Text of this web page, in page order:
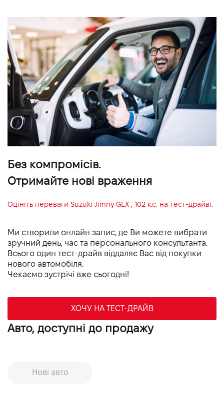
Без компромісів.
Отримайте нові враження
Оцініть переваги Suzuki Jimny GLX , 102 к.с. на тест-драйві.
Ми створили онлайн запис, де Ви можете вибрати
зручний день, час та персонального консультанта.
Всього один тест-драйв віддаляє Вас від покупки
нового автомобіля.
Чекаємо зустрічі вже сьогодні!
ХОЧУ НА ТЕСТ-ДРАЙВ
Авто, доступні до продажу
Нові авто